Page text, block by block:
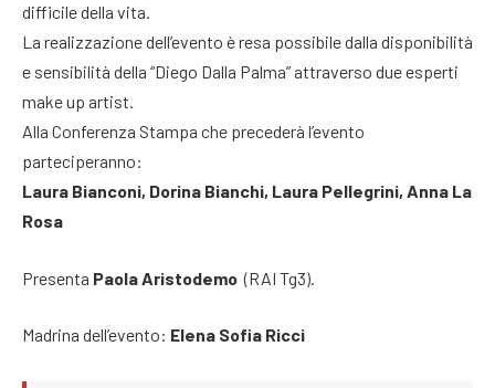
difficile della vita.
La realizzazione dell’evento è resa possibile dalla disponibilità
e sensibilità della “Diego Dalla Palma” attraverso due esperti
make up artist.
Alla Conferenza Stampa che precederà l’evento
parteciperanno:
Laura Bianconi, Dorina Bianchi, Laura Pellegrini, Anna La
Rosa
Presenta Paola Aristodemo (RAI Tg3).
Madrina dell’evento: Elena Sofia Ricci